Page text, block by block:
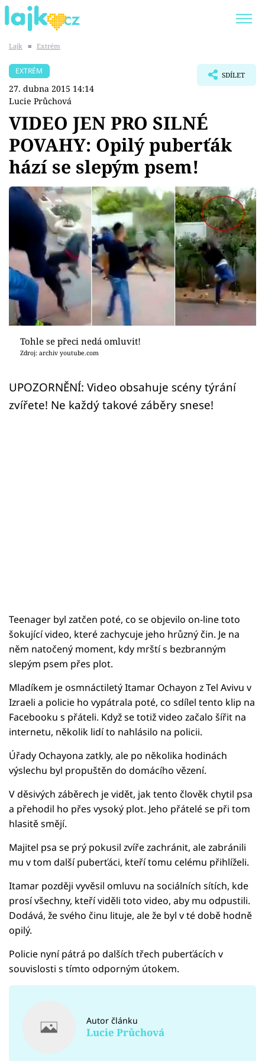
SHOPAHOLICADEL
Témata
Showbyznys
Youtubeři
Virály
Sex a vztahy
Videa
Sledujte prima+
Přihlášení
Sledujte nás
Lajk ■ Extrém
EXTRÉM
27. dubna 2015 14:14
Lucie Průchová
SDÍLET
VIDEO JEN PRO SILNÉ
POVAHY: Opilý puberťák
hází se slepým psem!
Tohle se přeci nedá omluvit!
Zdroj: archiv youtube.com
UPOZORNĚNÍ: Video obsahuje scény týrání
zvířete! Ne každý takové záběry snese!
Teenager byl zatčen poté, co se objevilo on-line toto
šokující video, které zachycuje jeho hrůzný čin. Je na
něm natočený moment, kdy mrští s bezbranným
slepým psem přes plot.
Mladíkem je osmnáctiletý Itamar Ochayon z Tel Avivu v
Izraeli a policie ho vypátrala poté, co sdílel tento klip na
Facebooku s přáteli. Když se totiž video začalo šířit na
internetu, několik lidí to nahlásilo na policii.
Úřady Ochayona zatkly, ale po několika hodinách
výslechu byl propuštěn do domácího vězení.
V děsivých záběrech je vidět, jak tento člověk chytil psa
a přehodil ho přes vysoký plot. Jeho přátelé se při tom
hlasitě smějí.
Majitel psa se prý pokusil zvíře zachránit, ale zabránili
mu v tom další puberťáci, kteří tomu celému přihlíželi.
Itamar později vyvěsil omluvu na sociálních sítích, kde
prosí všechny, kteří viděli toto video, aby mu odpustili.
Dodává, že svého činu lituje, ale že byl v té době hodně
opilý.
Policie nyní pátrá po dalších třech puberťácích v
souvislosti s tímto odporným útokem.
Autor článku
Lucie Průchová